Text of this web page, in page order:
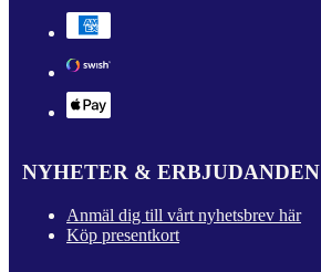
NYHETER & ERBJUDANDEN
Anmäl dig till vårt nyhetsbrev här
Köp presentkort